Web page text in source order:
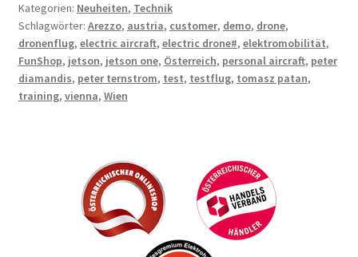
Kategorien: Neuheiten, Technik
Schlagwörter: Arezzo, austria, customer, demo, drone,
dronenflug, electric aircraft, electric drone#, elektromobilität,
FunShop, jetson, jetson one, Österreich, personal aircraft, peter
diamandis, peter ternstrom, test, testflug, tomasz patan,
training, vienna, Wien